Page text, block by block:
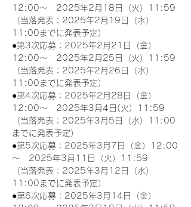
12:00～　2025年2月18日（火）11:59
（当落発表：2025年2月19日（水）
11:00までに発表予定）
●第3次応募：2025年2月21日（金）
12:00～　2025年2月25日（火）11:59
（当落発表：2025年2月26日（水）
11:00までに発表予定）
●第4次応募：2025年2月28日（金）
12:00～　2025年3月4日(火）11:59
（当落発表：2025年3月5日（水）11:00
までに発表予定）
●第5次応募：2025年3月7日（金）12:00
～　2025年3月11日（火）11:59
（当落発表：2025年3月12日（水）
11:00までに発表予定）
●第6次応募：2025年3月14日（金）